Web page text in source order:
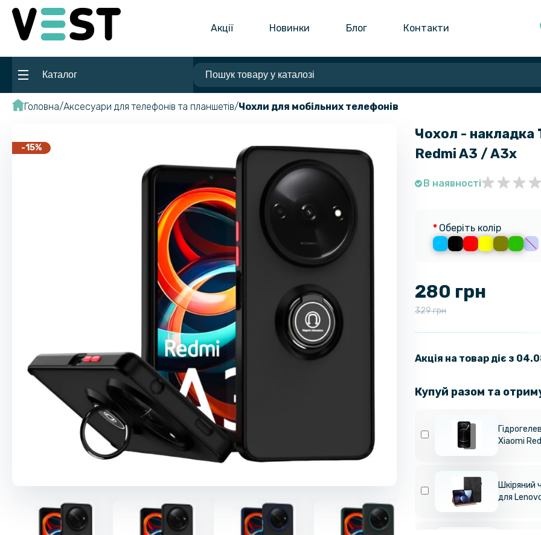
Акції Новинки Блог Контакти
Каталог
Головна Аксесуари для телефонів та планшетів Чохли для мобільних телефонів
-15%
Чохол - накладка
Redmi A3 / A3x​
В наявності
Оберіть колір
280 грн
329 грн
Акція на товар діє з
Купуй разом та
Xiaomi
Шкіряний
для